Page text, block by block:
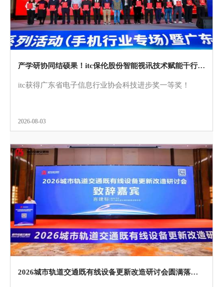
产学研协同结硕果！itc保伦股份智能视讯技术赋能千行百业获省级表彰！
itc获得广东省电子信息行业协会科技进步奖一等奖！
2026-08-03
2026城市轨道交通既有线设备更新改造研讨会圆满落幕！itc保伦股份赋能城市轨道交通智慧升级